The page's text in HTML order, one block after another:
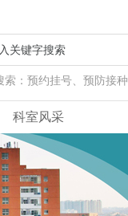
索：预约挂号、预防接种
科室风采